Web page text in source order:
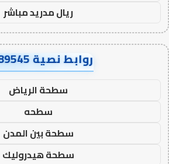
ريال مدريد مباشر
روابط نصية AA89545
سطحة الرياض
سطحه
سطحة بين المدن
سطحة هيدروليك